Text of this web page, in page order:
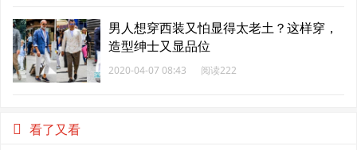
男人想穿西装又怕显得太老土？这样穿，
造型绅士又显品位
2020-04-07 08:43 阅读222
看了又看